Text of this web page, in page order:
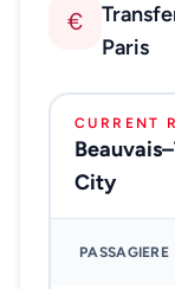
€
Paris
CURRENT
City
PASSAGIERE